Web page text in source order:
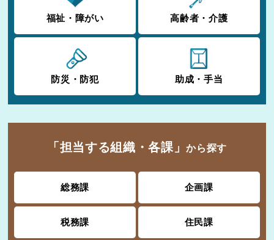
福祉・障がい 高齢者・介護
防災・防犯 助成・手当
「担当する組織・各課」から探す
総務課 企画課
税務課 住民課